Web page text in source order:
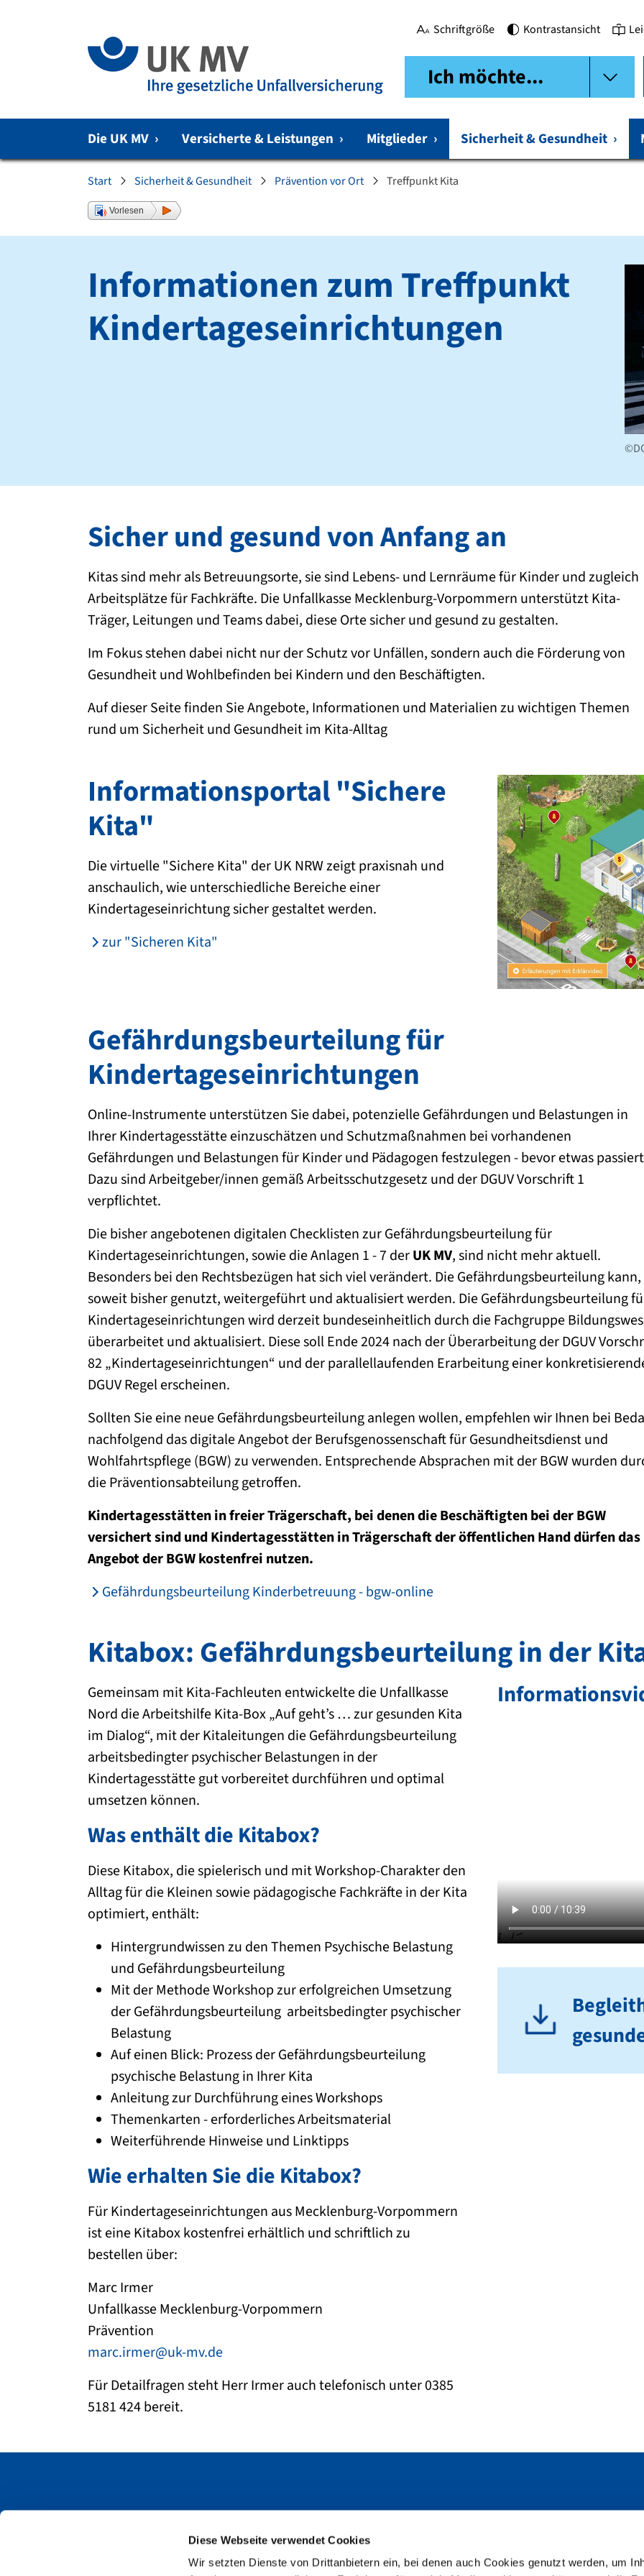
Diese Webseite verwendet Cookies
Wir setzten Dienste von Drittanbietern ein, bei denen auch Cookies genutzt werden, um
Schriftgröße Kontrastansicht
Ich möchte...
Die UK MV › Versicherte & Leistungen › Mitglieder › Sicherheit & Gesundheit ›
Sie sind hier:
Start Sicherheit & Gesundheit Prävention vor Ort Treffpunkt Kita
Vorlesen
Informationen zum Treffpunkt
Kindertageseinrichtungen
Sicher und gesund von Anfang an
Kitas sind mehr als Betreuungsorte, sie sind Lebens- und Lernräume für Kinder und zugleich
Arbeitsplätze für Fachkräfte. Die Unfallkasse Mecklenburg-Vorpommern unterstützt Kita-
Träger, Leitungen und Teams dabei, diese Orte sicher und gesund zu gestalten.
Im Fokus stehen dabei nicht nur der Schutz vor Unfällen, sondern auch die Förderung von
Gesundheit und Wohlbefinden bei Kindern und den Beschäftigten.
Auf dieser Seite finden Sie Angebote, Informationen und Materialien zu wichtigen Themen
rund um Sicherheit und Gesundheit im Kita-Alltag
Informationsportal "Sichere
Kita"
Die virtuelle "Sichere Kita" der UK NRW zeigt praxisnah und
anschaulich, wie unterschiedliche Bereiche einer
Kindertageseinrichtung sicher gestaltet werden.
zur "Sicheren Kita"
Gefährdungsbeurteilung für
Kindertageseinrichtungen
Online-Instrumente unterstützen Sie dabei, potenzielle Gefährdungen und Belastungen in
Ihrer Kindertagesstätte einzuschätzen und Schutzmaßnahmen bei vorhandenen
Gefährdungen und Belastungen für Kinder und Pädagogen festzulegen - bevor etwas
Dazu sind Arbeitgeber/innen gemäß Arbeitsschutzgesetz und der DGUV Vorschrift 1
verpflichtet.
Die bisher angebotenen digitalen Checklisten zur Gefährdungsbeurteilung für
Kindertageseinrichtungen, sowie die Anlagen 1 - 7 derUK MV, sind nicht mehr aktuell.
Besonders bei den Rechtsbezügen hat sich viel verändert. Die Gefährdungsbeurteilung kann,
soweit bisher genutzt, weitergeführt und aktualisiert werden. Die Gefährdungsbeurteilung
Kindertageseinrichtungen wird derzeit bundeseinheitlich durch die Fachgruppe
überarbeitet und aktualisiert. Diese soll Ende 2024 nach der Überarbeitung der DGUV
82 „Kindertageseinrichtungen“ und der parallellaufenden Erarbeitung einer
DGUV Regel erscheinen.
Sollten Sie eine neue Gefährdungsbeurteilung anlegen wollen, empfehlen wir Ihnen bei
nachfolgend das digitale Angebot der Berufsgenossenschaft für Gesundheitsdienst und
Wohlfahrtspflege (BGW) zu verwenden. Entsprechende Absprachen mit der BGW wurden
die Präventionsabteilung getroffen.
Kindertagesstätten in freier Trägerschaft, bei denen die Beschäftigten bei der BGW
versichert sind und Kindertagesstätten in Trägerschaft der öffentlichen Hand dürfen das
Angebot der BGW kostenfrei nutzen.
Gefährdungsbeurteilung Kinderbetreuung - bgw-online
Kitabox: Gefährdungsbeurteilung in der
Gemeinsam mit Kita-Fachleuten entwickelte die Unfallkasse
Nord die Arbeitshilfe Kita-Box „Auf geht’s … zur gesunden Kita
im Dialog“, mit der Kitaleitungen die Gefährdungsbeurteilung
arbeitsbedingter psychischer Belastungen in der
Kindertagesstätte gut vorbereitet durchführen und optimal
umsetzen können.
Was enthält die Kitabox?
Diese Kitabox, die spielerisch und mit Workshop-Charakter den
Alltag für die Kleinen sowie pädagogische Fachkräfte in der Kita
optimiert, enthält:
Hintergrundwissen zu den Themen Psychische Belastung
und Gefährdungsbeurteilung
Mit der Methode Workshop zur erfolgreichen Umsetzung
der Gefährdungsbeurteilung arbeitsbedingter psychischer
Belastung
Auf einen Blick: Prozess der Gefährdungsbeurteilung
psychische Belastung in Ihrer Kita
Anleitung zur Durchführung eines Workshops
Themenkarten - erforderliches Arbeitsmaterial
Weiterführende Hinweise und Linktipps
Wie erhalten Sie die Kitabox?
Für Kindertageseinrichtungen aus Mecklenburg-Vorpommern
ist eine Kitabox kostenfrei erhältlich und schriftlich zu
bestellen über:
Marc Irmer
Unfallkasse Mecklenburg-Vorpommern
Prävention
marc.irmer@uk-mv.de
Für Detailfragen steht Herr Irmer auch telefonisch unter 0385
5181 424 bereit.
}" />
Postfach 11 02 32
Facebook